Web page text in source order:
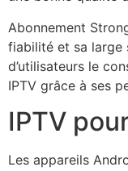
Abonnement
fiabilité et sa large
d’utilisateurs le
IPTV grâce à ses
IPTV
Les appareils